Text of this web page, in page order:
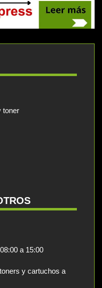
toner
a 15:00
y cartuchos a